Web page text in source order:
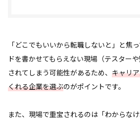
「どこでもいいから転職しないと」と焦
ドを書かせてもらえない現場（テスター
されてしまう可能性があるため、 キャリ
くれる企業を選ぶのがポイントです。
また、現場で重宝されるのは「わからな